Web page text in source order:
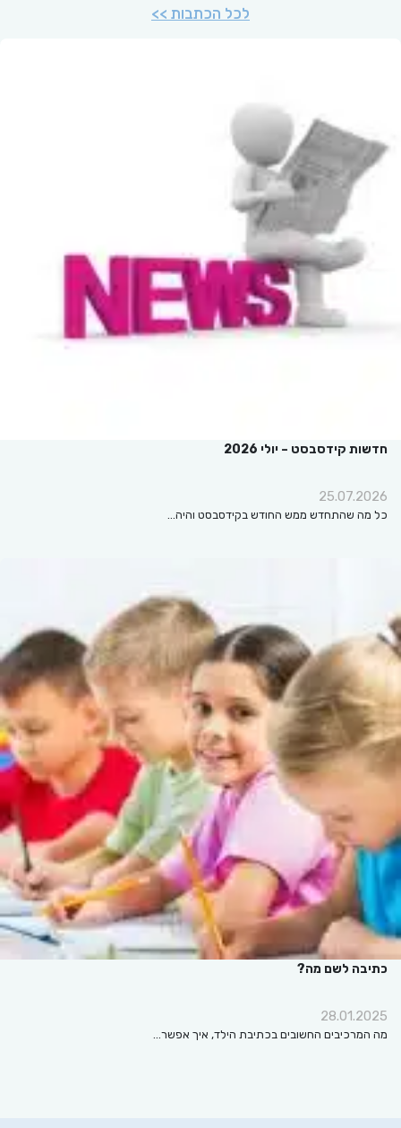
לכל הכתבות >>
חדשות קידסבסט – יולי 2026
25.07.2026
כל מה שהתחדש ממש החודש בקידסבסט והיה…
כתיבה לשם מה?
28.01.2025
מה המרכיבים החשובים בכתיבת הילד, איך אפשר…